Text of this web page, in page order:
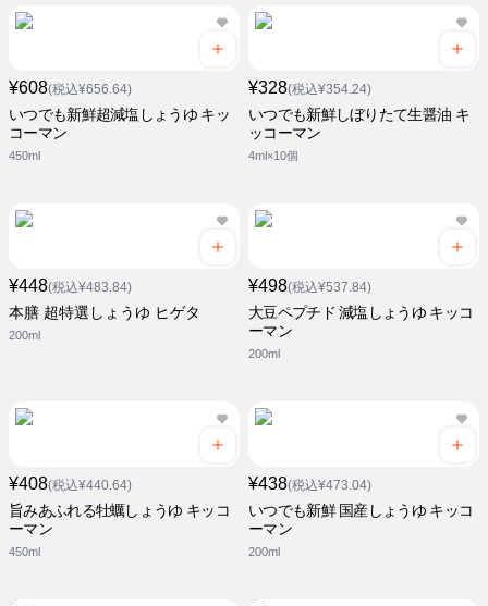
¥608(税込¥656.64)
いつでも新鮮超減塩しょうゆ キッ
コーマン
450ml
¥328(税込¥354.24)
いつでも新鮮しぼりたて生醤油 キ
ッコーマン
4ml×10個
¥448(税込¥483.84)
本膳 超特選しょうゆ ヒゲタ
200ml
¥498(税込¥537.84)
大豆ペプチド 減塩しょうゆ キッコ
ーマン
200ml
¥408(税込¥440.64)
旨みあふれる牡蠣しょうゆ キッコ
ーマン
450ml
¥438(税込¥473.04)
いつでも新鮮 国産しょうゆ キッコ
ーマン
200ml